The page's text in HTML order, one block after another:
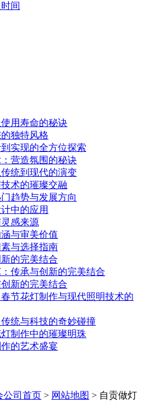
间
用寿命的秘诀
独特风格
实现的全方位探索
营造氛围的秘诀
统到现代的演变
术的璀璨交融
趋势与发展方向
中的应用
感来源
与审美价值
与选择指南
的完美结合
传承与创新的完美结合
新的完美结合
节花灯制作与现代照明技术的
统与科技的奇妙碰撞
制作中的璀璨明珠
的艺术盛宴
公司首页 > 网站地图 > 自贡做灯